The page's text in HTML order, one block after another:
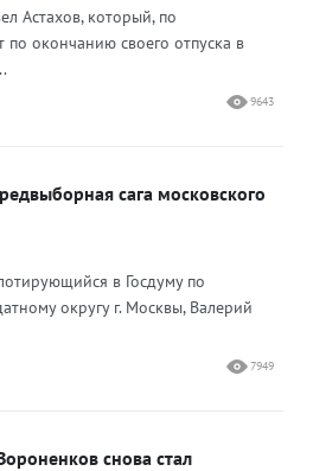
Астахов, который, по
окончанию своего отпуска в
9643
сага московского
в Госдуму по
округу г. Москвы, Валерий
7949
снова стал